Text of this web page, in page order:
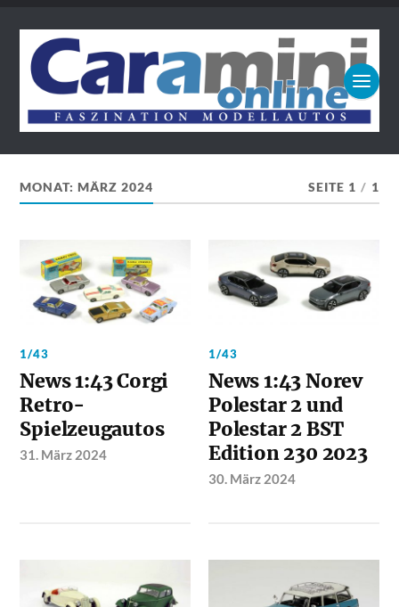
MONAT:MÄRZ 2024 SEITE 1 / 1
1/43
News 1:43 Corgi
Retro-
Spielzeugautos
31. März 2024
1/43
News 1:43 Norev
Polestar 2 und
Polestar 2 BST
Edition 230 2023
30. März 2024